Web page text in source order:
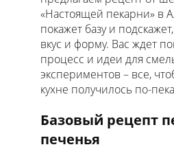
«Настоящей пекарни» в
покажет базу и
вкус и форму. Вас ждет
процесс и идеи для
экспериментов – все,
кухне получилось по-
Базовый рецепт
печенья